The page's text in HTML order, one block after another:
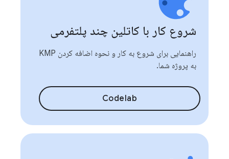
شروع کار با کاتلین چند پلتفرمی
راهنمایی برای شروع به کار و نحوه اضافه کردن KMP
به پروژه شما.
Codelab